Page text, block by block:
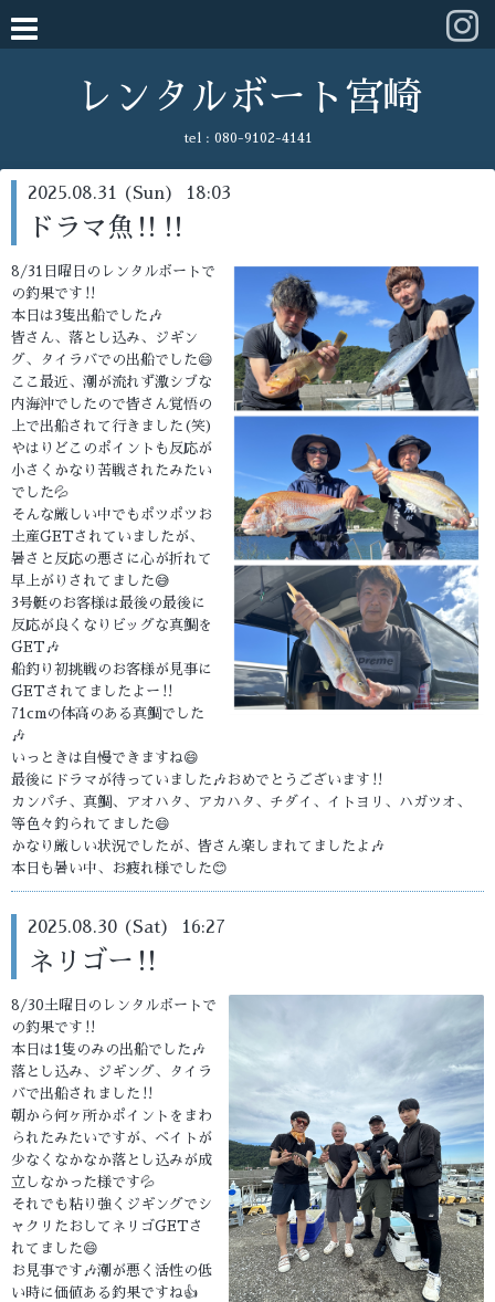
レンタルボート宮崎
tel : 080-9102-4141
2025.08.31 (Sun) 18:03
ドラマ魚‼️‼️
8/31日曜日のレンタルボートで
の釣果です‼️
本日は3隻出船でした🎶
皆さん、落とし込み、ジギン
グ、タイラバでの出船でした😄
ここ最近、潮が流れず激シブな
内海沖でしたので皆さん覚悟の
上で出船されて行きました(笑)
やはりどこのポイントも反応が
小さくかなり苦戦されたみたい
でした💦
そんな厳しい中でもポツポツお
土産GETされていましたが、
暑さと反応の悪さに心が折れて
早上がりされてました😅
3号艇のお客様は最後の最後に
反応が良くなりビッグな真鯛を
GET🎶
船釣り初挑戦のお客様が見事に
GETされてましたよー‼️
71cmの体高のある真鯛でした
🎶
いっときは自慢できますね😄
最後にドラマが待っていました🎶おめでとうございます‼️
カンパチ、真鯛、アオハタ、アカハタ、チダイ、イトヨリ、ハガツオ、
等色々釣られてました😄
かなり厳しい状況でしたが、皆さん楽しまれてましたよ🎶
本日も暑い中、お疲れ様でした😊
2025.08.30 (Sat) 16:27
ネリゴー‼️
8/30土曜日のレンタルボートで
の釣果です‼️
本日は1隻のみの出船でした🎶
落とし込み、ジギング、タイラ
バで出船されました‼️
朝から何ヶ所かポイントをまわ
られたみたいですが、ベイトが
少なくなかなか落とし込みが成
立しなかった様です💦
それでも粘り強くジギングでシ
ャクリたおしてネリゴGETさ
れてました😄
お見事です🎶潮が悪く活性の低
い時に価値ある釣果ですね👍